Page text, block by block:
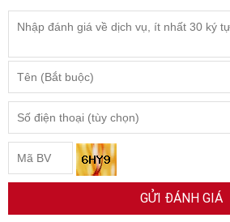
GỬI ĐÁNH GIÁ